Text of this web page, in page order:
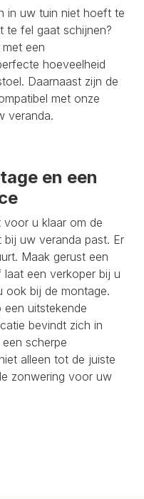
in uw tuin niet hoeft te
te fel gaat schijnen?
een
hoeveelheid
Daarnaast zijn de
met onze
veranda.
en een
voor u klaar om de
uw veranda past. Er
Maak gerust een
een verkoper bij u
ook bij de montage.
uitstekende
bevindt zich in
scherpe
alleen tot de juiste
zonwering voor uw